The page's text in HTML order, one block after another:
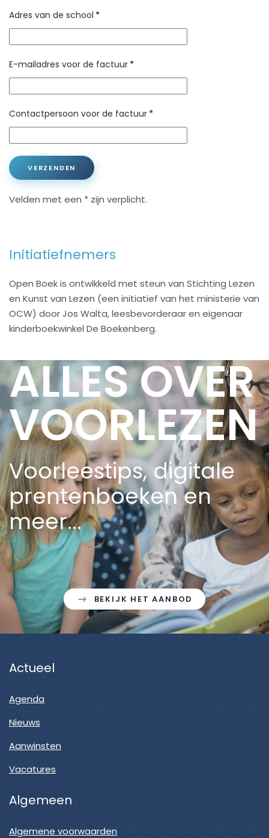
Adres van de school *
E-mailadres voor de factuur *
Contactpersoon voor de factuur *
VERZENDEN
Velden met een * zijn verplicht.
Initiatiefnemers
Open Boek is ontwikkeld met steun van Stichting Lezen
en Kunst van Lezen (een initiatief van het ministerie van
OCW) door Jos Walta, leesbevorderaar en eigenaar
kinderboekwinkel De Boekenberg.
ALLES OVER
VOORLEZEN
Voorleestips, digitale
prentenboeken en
meer...
BEKIJK HET AANBOD
Actueel
Agenda
Nieuws
Aanwinsten
Vacatures
Algemeen
Algemene voorwaarden